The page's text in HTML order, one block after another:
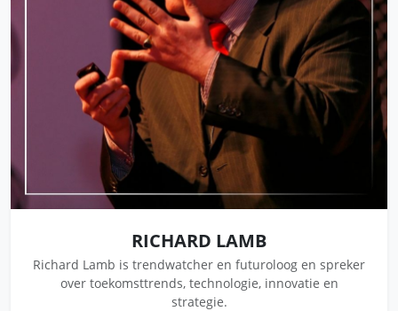
RICHARD LAMB
Richard Lamb is trendwatcher en futuroloog en spreker
over toekomsttrends, technologie, innovatie en
strategie.